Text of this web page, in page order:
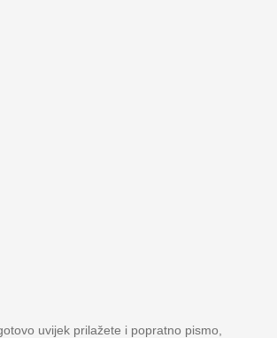
uvijek prilažete i popratno pismo,